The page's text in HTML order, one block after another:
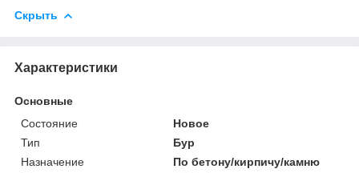
Скрыть
Характеристики
Основные
Состояние
Новое
Тип
Бур
Назначение
По бетону/кирпичу/камню